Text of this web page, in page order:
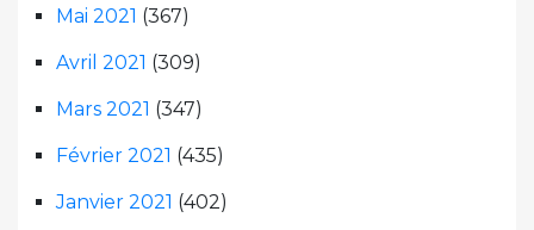
Mai 2021 (367)
Avril 2021 (309)
Mars 2021 (347)
Février 2021 (435)
Janvier 2021 (402)